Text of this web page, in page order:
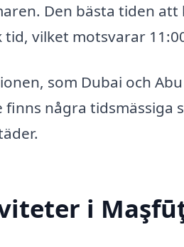
Den bästa tiden
vilket motsvarar
som Dubai och
några tidsmässiga
i